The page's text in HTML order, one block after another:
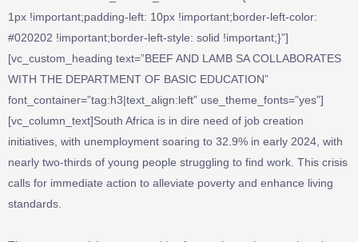
1px !important;padding-left: 10px !important;border-left-color:
#020202 !important;border-left-style: solid !important;}”]
[vc_custom_heading text=”BEEF AND LAMB SA COLLABORATES
WITH THE DEPARTMENT OF BASIC EDUCATION”
font_container=”tag:h3|text_align:left” use_theme_fonts=”yes”]
[vc_column_text]South Africa is in dire need of job creation
initiatives, with unemployment soaring to 32.9% in early 2024, with
nearly two-thirds of young people struggling to find work. This crisis
calls for immediate action to alleviate poverty and enhance living
standards.